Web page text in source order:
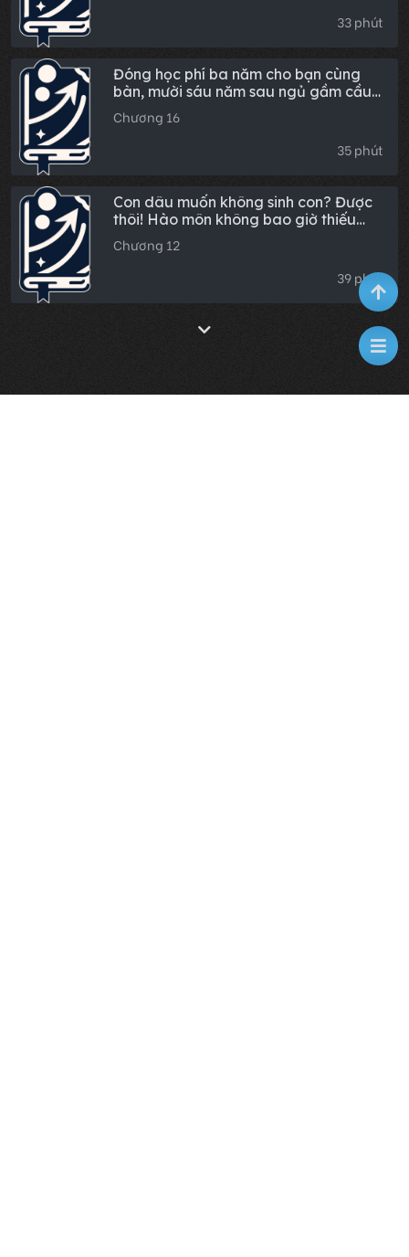
33 phút
Đóng học phí ba năm cho bạn cùng
bàn, mười sáu năm sau ngủ gầm cầu
rồi đến tập đoàn nghìn tỷ của cô ấy
xin việc
Chương 16
35 phút
Con dâu muốn không sinh con? Được
thôi! Hào môn không bao giờ thiếu
người thừa kế!
Chương 12
39 phút